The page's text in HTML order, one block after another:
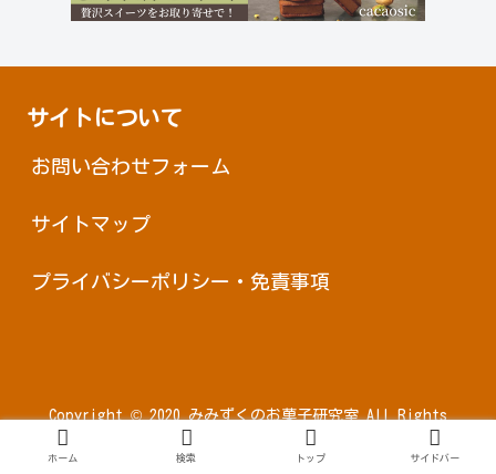
サイトについて
お問い合わせフォーム
サイトマップ
プライバシーポリシー・免責事項
Copyright © 2020 みみずくのお菓子研究室 All Rights
ホーム 検索 トップ サイドバー